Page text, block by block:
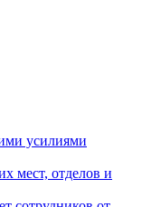
усилиями
мест, отделов и